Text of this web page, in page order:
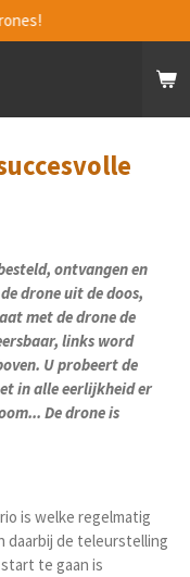
ontvangen en
drone uit de doos,
met de drone de
links word
U probeert de
in alle eerlijkheid er
De drone is
is welke regelmatig
daarbij de teleurstelling
te gaan is